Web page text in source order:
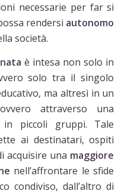
necessarie per far si
rendersi autonomo
società.
è intesa non solo in
solo tra il singolo
ma altresì in un
attraverso una
in piccoli gruppi. Tale
ai destinatari, ospiti
acquisire una maggiore
nell’affrontare le sfide
condiviso, dall’altro di